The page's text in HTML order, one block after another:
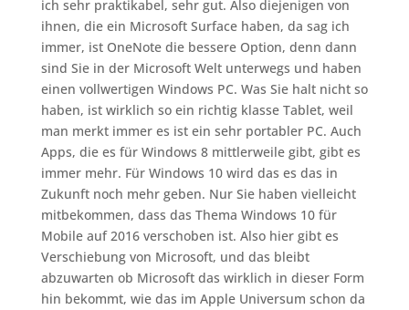
ich sehr praktikabel, sehr gut. Also diejenigen von
ihnen, die ein Microsoft Surface haben, da sag ich
immer, ist OneNote die bessere Option, denn dann
sind Sie in der Microsoft Welt unterwegs und haben
einen vollwertigen Windows PC. Was Sie halt nicht so
haben, ist wirklich so ein richtig klasse Tablet, weil
man merkt immer es ist ein sehr portabler PC. Auch
Apps, die es für Windows 8 mittlerweile gibt, gibt es
immer mehr. Für Windows 10 wird das es das in
Zukunft noch mehr geben. Nur Sie haben vielleicht
mitbekommen, dass das Thema Windows 10 für
Mobile auf 2016 verschoben ist. Also hier gibt es
Verschiebung von Microsoft, und das bleibt
abzuwarten ob Microsoft das wirklich in dieser Form
hin bekommt, wie das im Apple Universum schon da